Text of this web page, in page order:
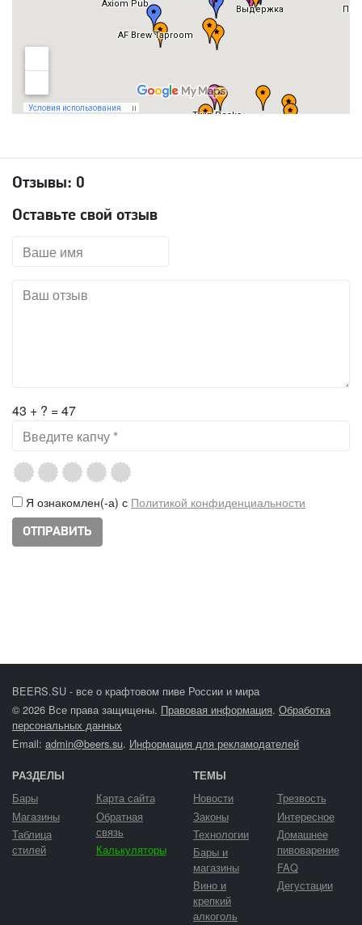
Отзывы: 0
Оставьте свой отзыв
43 + ? = 47
Я ознакомлен(-а) с Политикой конфиденциальности
BEERS.SU - все о крафтовом пиве России и мира
© 2026 Все права защищены. Правовая информация. Обработка
персональных данных
Email: admin@beers.su. Информация для рекламодателей
РАЗДЕЛЫ
Бары
Магазины
Таблица
стилей
Карта сайта
Обратная
связь
Калькуляторы
ТЕМЫ
Новости
Законы
Технологии
Бары и
магазины
Вино и
крепкий
алкоголь
Трезвость
Интересное
Домашнее
пивоварение
FAQ
Дегустации